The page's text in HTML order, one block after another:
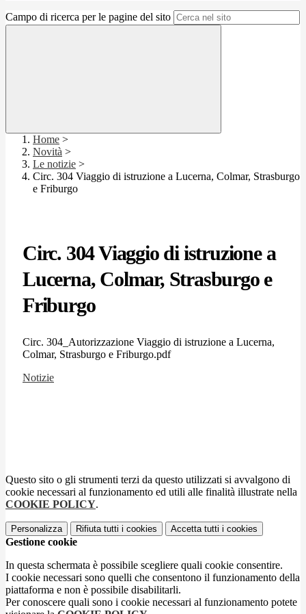
Campo di ricerca per le pagine del sito
Home >
Novità >
Le notizie >
Circ. 304 Viaggio di istruzione a Lucerna, Colmar, Strasburgo
e Friburgo
Circ. 304 Viaggio di istruzione a
Lucerna, Colmar, Strasburgo e
Friburgo
Circ. 304_Autorizzazione Viaggio di istruzione a Lucerna,
Colmar, Strasburgo e Friburgo.pdf
Notizie
Questo sito o gli strumenti terzi da questo utilizzati si avvalgono di
cookie necessari al funzionamento ed utili alle finalità illustrate nella
COOKIE POLICY.
Personalizza Rifiuta tutti i cookies Accetta tutti i cookies
Gestione cookie
In questa schermata è possibile scegliere quali cookie consentire.
I cookie necessari sono quelli che consentono il funzionamento della
piattaforma e non è possibile disabilitarli.
Per conoscere quali sono i cookie necessari al funzionamento potete